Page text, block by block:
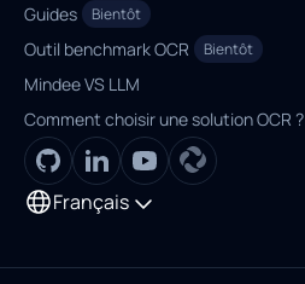
Guides
Bientôt
Outil benchmark OCR Bientôt
Mindee VS LLM
Comment choisir une solution OCR ?
Français